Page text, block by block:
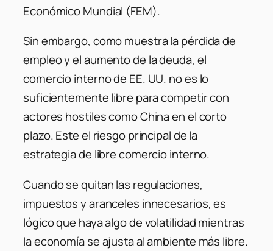
Económico Mundial (FEM).
Sin embargo, como muestra la pérdida de
empleo y el aumento de la deuda, el
comercio interno de EE. UU. no es lo
suficientemente libre para competir con
actores hostiles como China en el corto
plazo. Este el riesgo principal de la
estrategia de libre comercio interno.
Cuando se quitan las regulaciones,
impuestos y aranceles innecesarios, es
lógico que haya algo de volatilidad mientras
la economía se ajusta al ambiente más libre.